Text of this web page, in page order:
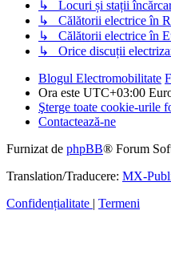
↳ Locuri și stații
↳ Călătorii electrice în
↳ Călătorii electrice în
↳ Orice discuții
Blogul Electromobilitate
Ora este UTC+03:00
Şterge toate cookie-urile
Contactează-ne
Furnizat de phpBB® Forum
Translation/Traducere: MX-
Confidențialitate | Termeni